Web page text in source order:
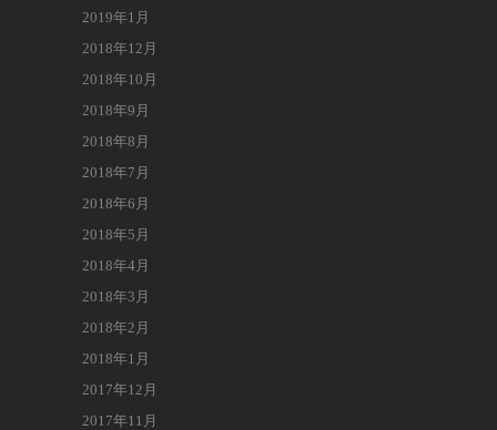
2019年1月
2018年12月
2018年10月
2018年9月
2018年8月
2018年7月
2018年6月
2018年5月
2018年4月
2018年3月
2018年2月
2018年1月
2017年12月
2017年11月